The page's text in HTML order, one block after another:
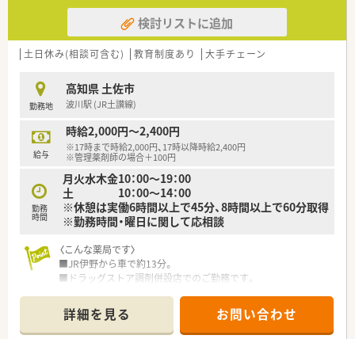
検討リストに追加
土日休み(相談可含む) 教育制度あり 大手チェーン
勤務地
高知県 土佐市
波川駅 (JR土讃線)
給与
時給2,000円～2,400円
※17時まで時給2,000円、17時以降時給2,400円
※管理薬剤師の場合＋100円
勤務
時間
月火水木金10：00～19：00
土 10：00～14：00
※休憩は実働6時間以上で45分、8時間以上で60分取得
※勤務時間・曜日に関して応相談
〈こんな薬局です〉
■JR伊野から車で約13分。
■ドラッグストア調剤併設店でのご勤務です。
在宅業務も対応しています。
■薬剤師3名在籍しています。
詳細を見る お問い合わせ